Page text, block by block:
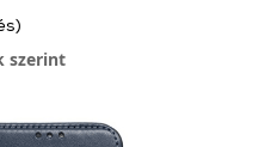
szerint